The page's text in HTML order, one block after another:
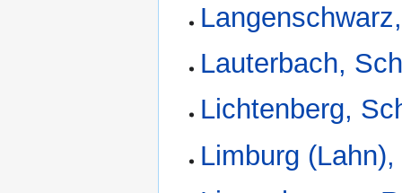
Lauterbach,
Lichtenberg,
Limburg